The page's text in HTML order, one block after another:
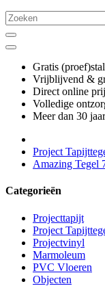
Gratis
Vrijblijvend &
Direct online
Volledige
Meer dan 30
Project
Amazing Tegel
Categorieën
Projecttapijt
Project
Projectvinyl
Marmoleum
PVC Vloeren
Objecten